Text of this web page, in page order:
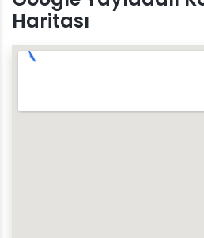
Haritası